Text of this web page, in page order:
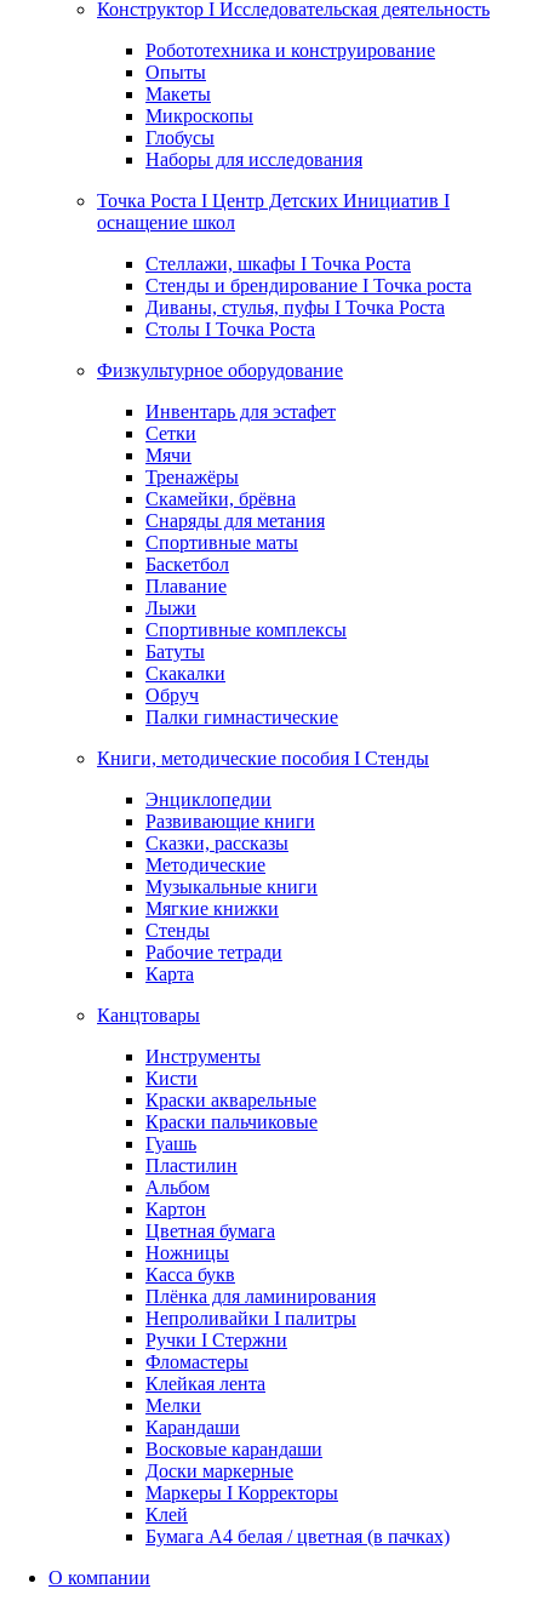
Конструктор I Исследовательская деятельность
Робототехника и конструирование
Опыты
Макеты
Микроскопы
Глобусы
Наборы для исследования
Точка Роста I Центр Детских Инициатив I
оснащение школ
Стеллажи, шкафы I Точка Роста
Стенды и брендирование I Точка роста
Диваны, стулья, пуфы I Точка Роста
Столы I Точка Роста
Физкультурное оборудование
Инвентарь для эстафет
Сетки
Мячи
Тренажёры
Скамейки, брёвна
Снаряды для метания
Спортивные маты
Баскетбол
Плавание
Лыжи
Спортивные комплексы
Батуты
Скакалки
Обруч
Палки гимнастические
Книги, методические пособия I Стенды
Энциклопедии
Развивающие книги
Сказки, рассказы
Методические
Музыкальные книги
Мягкие книжки
Стенды
Рабочие тетради
Карта
Канцтовары
Инструменты
Кисти
Краски акварельные
Краски пальчиковые
Гуашь
Пластилин
Альбом
Картон
Цветная бумага
Ножницы
Касса букв
Плёнка для ламинирования
Непроливайки I палитры
Ручки I Стержни
Фломастеры
Клейкая лента
Мелки
Карандаши
Восковые карандаши
Доски маркерные
Маркеры I Корректоры
Клей
Бумага А4 белая / цветная (в пачках)
О компании